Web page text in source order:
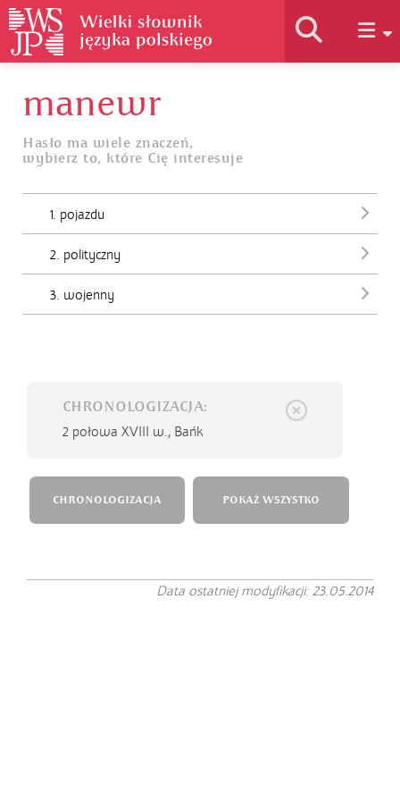
Historia słownika
Jak korzystać
manewr
Hasło ma wiele znaczeń,
wybierz to, które Cię interesuje
1. pojazdu
2. polityczny
3. wojenny
CHRONOLOGIZACJA:
2 połowa XVIII w., Bańk
CHRONOLOGIZACJA POKAŻ WSZYSTKO
Data ostatniej modyfikacji: 23.05.2014